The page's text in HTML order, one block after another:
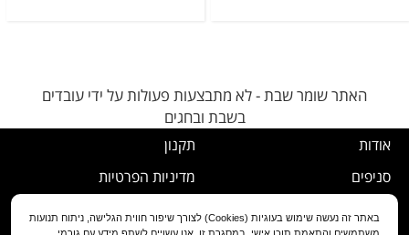
האתר שומר שבת - לא מתבצעות פעולות על ידי עובדים
בשבת ובחגים
אודות
סניפים
תקנון
מדיניות הפרטיות
נוהל ביטול עסקה
באתר זה נעשה שימוש בעוגיות (Cookies) לצורך שיפור חווית הגלישה, ניתוח תנועות